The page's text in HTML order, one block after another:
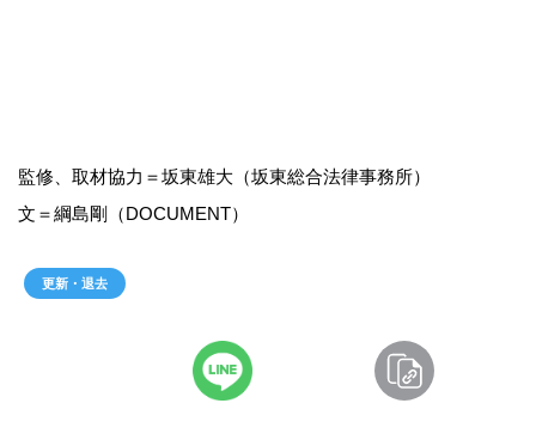
監修、取材協力＝坂東雄大（坂東総合法律事務所）
文＝綱島剛（DOCUMENT）
更新・退去